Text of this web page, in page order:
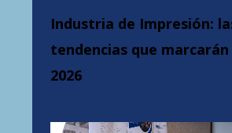
Industria de Impresión:
tendencias que marcarán
2026